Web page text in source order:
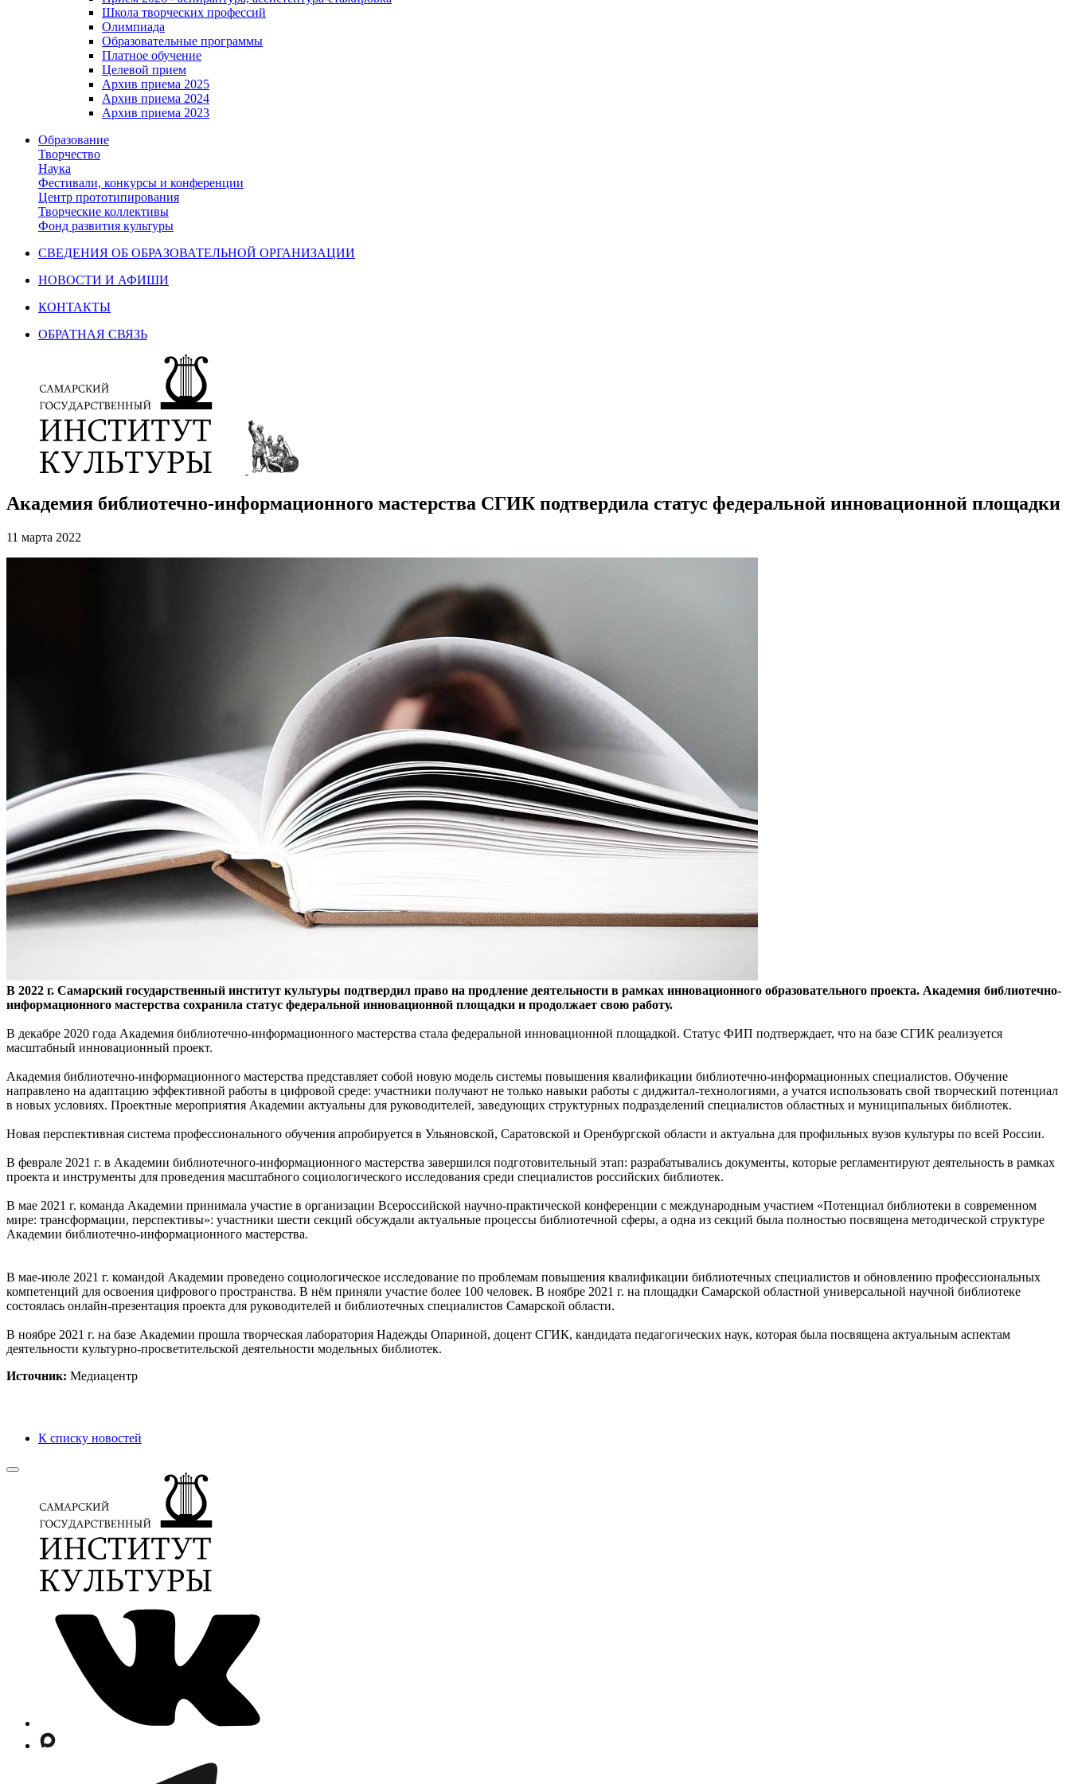
Школа творческих профессий
Олимпиада
Образовательные программы
Платное обучение
Целевой прием
Архив приема 2025
Архив приема 2024
Архив приема 2023
Образование
Творчество
Наука
Фестивали, конкурсы и конференции
Центр прототипирования
Творческие коллективы
Фонд развития культуры
СВЕДЕНИЯ ОБ ОБРАЗОВАТЕЛЬНОЙ ОРГАНИЗАЦИИ
НОВОСТИ И АФИШИ
КОНТАКТЫ
ОБРАТНАЯ СВЯЗЬ
Академия библиотечно-информационного мастерства СГИК подтвердила статус федеральной инновационной площадки
11 марта 2022
В 2022 г. Самарский государственный институт культуры подтвердил право на продление деятельности в рамках инновационного образовательного проекта. Академия библиотечно-
информационного мастерства сохранила статус федеральной инновационной площадки и продолжает свою работу.
В декабре 2020 года Академия библиотечно-информационного мастерства стала федеральной инновационной площадкой. Статус ФИП подтверждает, что на базе СГИК реализуется
масштабный инновационный проект.
Академия библиотечно-информационного мастерства представляет собой новую модель системы повышения квалификации библиотечно-информационных специалистов. Обучение
направлено на адаптацию эффективной работы в цифровой среде: участники получают не только навыки работы с диджитал-технологиями, а учатся использовать свой творческий потенциал
в новых условиях. Проектные мероприятия Академии актуальны для руководителей, заведующих структурных подразделений специалистов областных и муниципальных библиотек.
Новая перспективная система профессионального обучения апробируется в Ульяновской, Саратовской и Оренбургской области и актуальна для профильных вузов культуры по всей России.
В феврале 2021 г. в Академии библиотечного-информационного мастерства завершился подготовительный этап: разрабатывались документы, которые регламентируют деятельность в рамках
проекта и инструменты для проведения масштабного социологического исследования среди специалистов российских библиотек.
В мае 2021 г. команда Академии принимала участие в организации Всероссийской научно-практической конференции с международным участием «Потенциал библиотеки в современном
мире: трансформации, перспективы»: участники шести секций обсуждали актуальные процессы библиотечной сферы, а одна из секций была полностью посвящена методической структуре
Академии библиотечно-информационного мастерства.
В мае-июле 2021 г. командой Академии проведено социологическое исследование по проблемам повышения квалификации библиотечных специалистов и обновлению профессиональных
компетенций для освоения цифрового пространства. В нём приняли участие более 100 человек. В ноябре 2021 г. на площадки Самарской областной универсальной научной библиотеке
состоялась онлайн-презентация проекта для руководителей и библиотечных специалистов Самарской области.
В ноябре 2021 г. на базе Академии прошла творческая лаборатория Надежды Опариной, доцент СГИК, кандидата педагогических наук, которая была посвящена актуальным аспектам
деятельности культурно-просветительской деятельности модельных библиотек.
Источник: Медиацентр
К списку новостей